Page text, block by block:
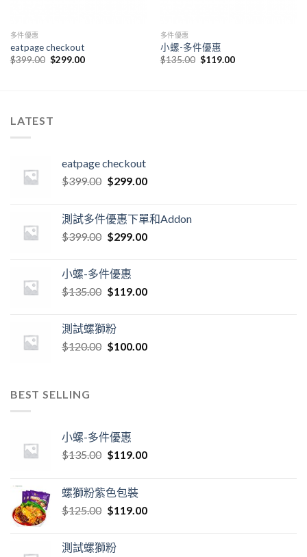
多件優惠
eatpage checkout
$399.00 $299.00
多件優惠
小螺-多件優惠
$135.00 $119.00
LATEST
eatpage checkout
$399.00 $299.00
測試多件優惠下單和Addon
$399.00 $299.00
小螺-多件優惠
$135.00 $119.00
測試螺獅粉
$120.00 $100.00
BEST SELLING
小螺-多件優惠
$135.00 $119.00
螺獅粉紫色包裝
$125.00 $119.00
測試螺獅粉